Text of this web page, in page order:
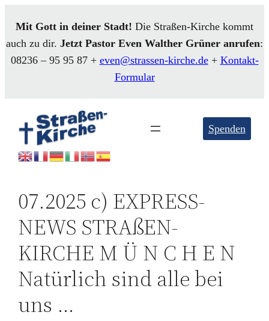
Mit Gott in deiner Stadt! Die Straßen-Kirche kommt
auch zu dir. Jetzt Pastor Even Walther Grüner anrufen:
08236 – 95 95 87 + even@strassen-kirche.de+ Kontakt-
Formular
Spenden
07.2025 c) EXPRESS-
NEWS STRAßEN-
KIRCHE M Ü N C H E N
Natürlich sind alle bei
uns …